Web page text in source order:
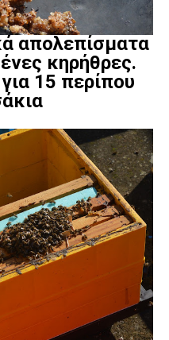
απολεπίσματα
κηρήθρες.
15 περίπου